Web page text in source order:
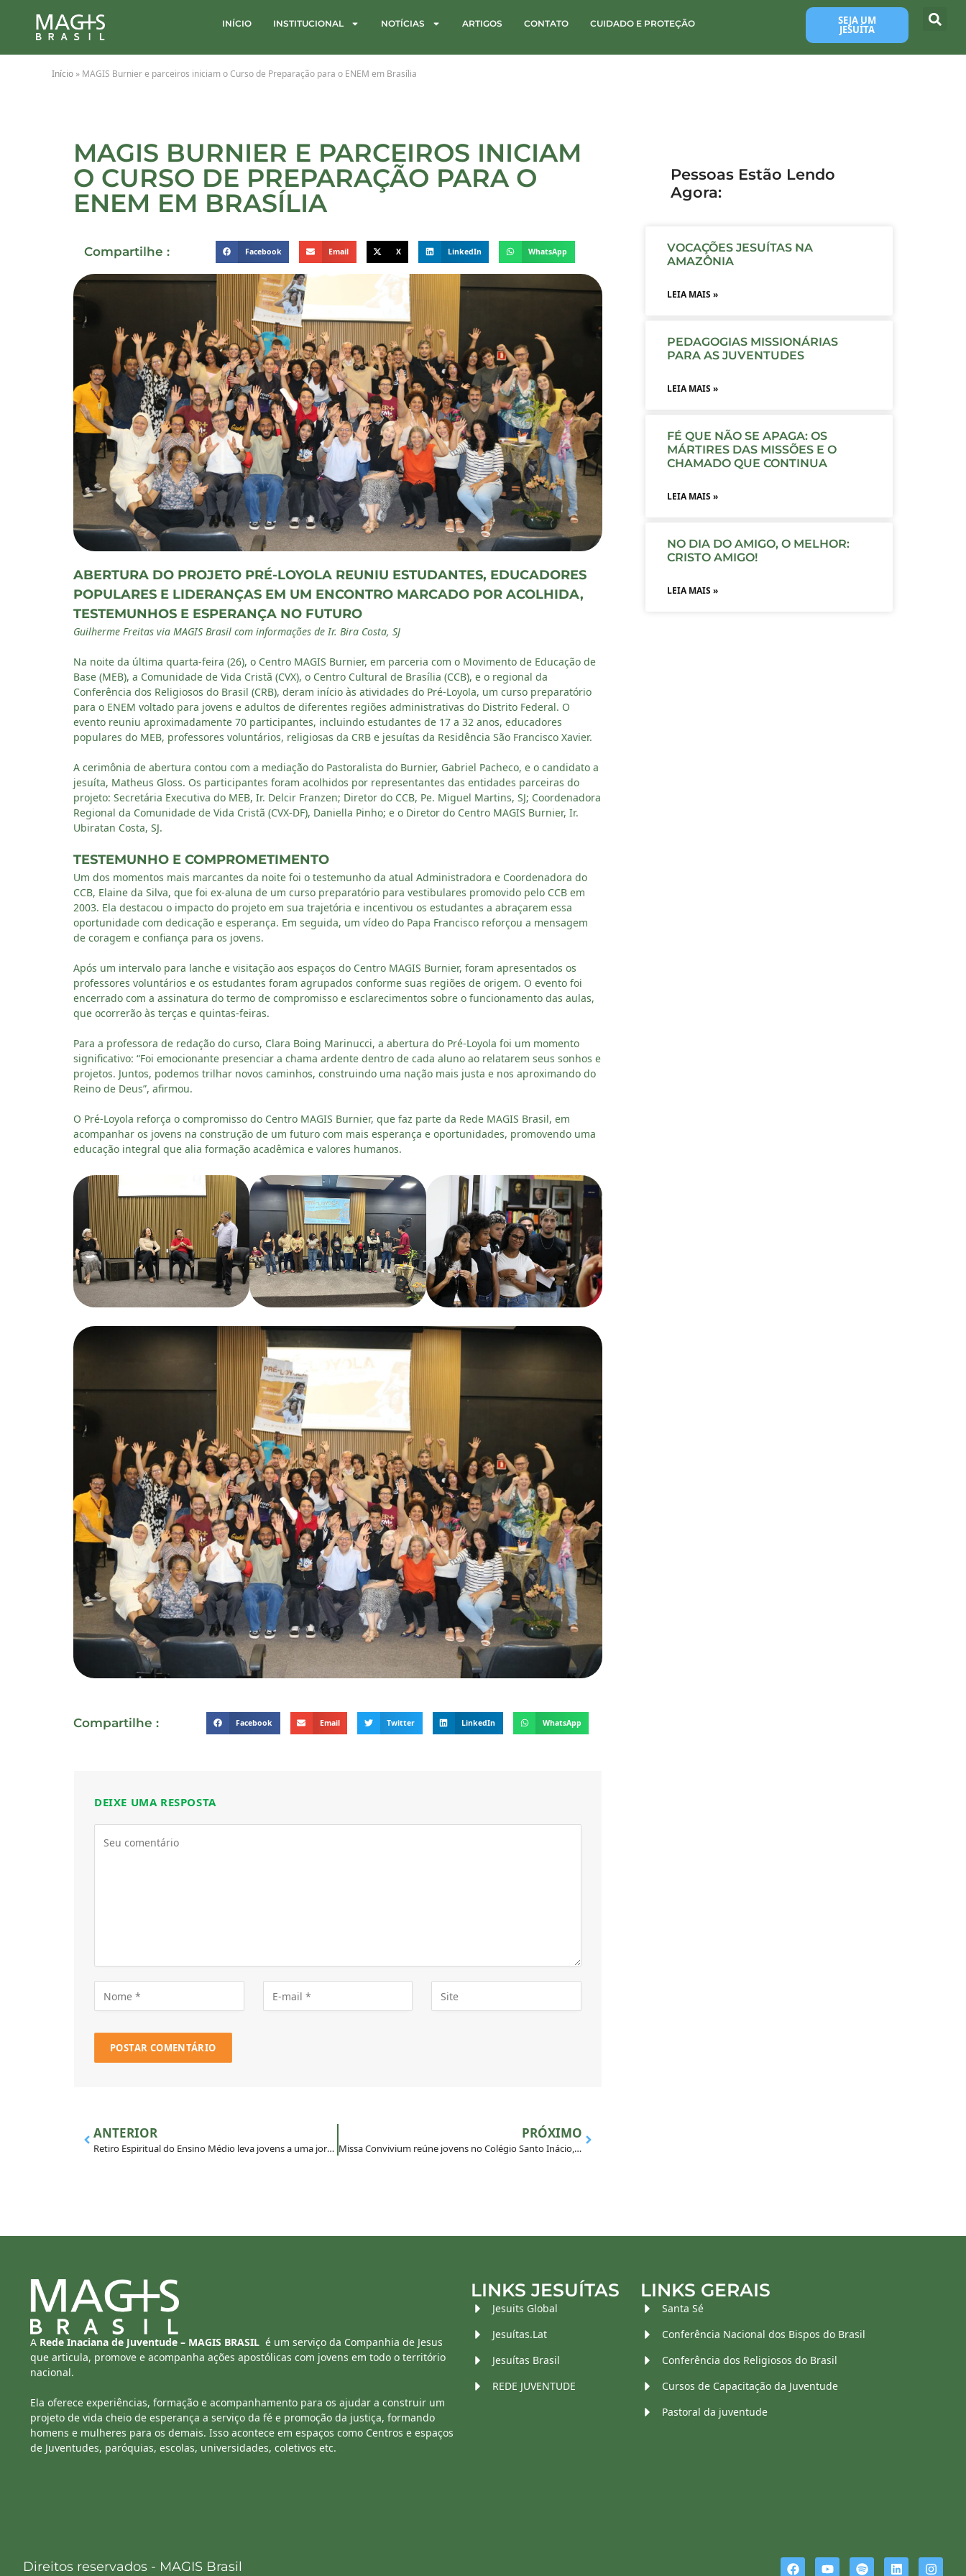
INÍCIO INSTITUCIONAL NOTÍCIAS ARTIGOS CONTATO CUIDADO E PROTEÇÃO SEJA UM
JESUÍTA
Início » MAGIS Burnier e parceiros iniciam o Curso de Preparação para o ENEM em Brasília
MAGIS BURNIER E PARCEIROS INICIAM
O CURSO DE PREPARAÇÃO PARA O
ENEM EM BRASÍLIA
Compartilhe : Facebook Email X LinkedIn WhatsApp
ABERTURA DO PROJETO PRÉ-LOYOLA REUNIU ESTUDANTES, EDUCADORES
POPULARES E LIDERANÇAS EM UM ENCONTRO MARCADO POR ACOLHIDA,
TESTEMUNHOS E ESPERANÇA NO FUTURO
Guilherme Freitas via MAGIS Brasil com informações de Ir. Bira Costa, SJ
Na noite da última quarta-feira (26), o Centro MAGIS Burnier, em parceria com o Movimento de Educação de
Base (MEB), a Comunidade de Vida Cristã (CVX), o Centro Cultural de Brasília (CCB), e o regional da
Conferência dos Religiosos do Brasil (CRB), deram início às atividades do Pré-Loyola, um curso preparatório
para o ENEM voltado para jovens e adultos de diferentes regiões administrativas do Distrito Federal. O
evento reuniu aproximadamente 70 participantes, incluindo estudantes de 17 a 32 anos, educadores
populares do MEB, professores voluntários, religiosas da CRB e jesuítas da Residência São Francisco Xavier.
A cerimônia de abertura contou com a mediação do Pastoralista do Burnier, Gabriel Pacheco, e o candidato a
jesuíta, Matheus Gloss. Os participantes foram acolhidos por representantes das entidades parceiras do
projeto: Secretária Executiva do MEB, Ir. Delcir Franzen; Diretor do CCB, Pe. Miguel Martins, SJ; Coordenadora
Regional da Comunidade de Vida Cristã (CVX-DF), Daniella Pinho; e o Diretor do Centro MAGIS Burnier, Ir.
Ubiratan Costa, SJ.
TESTEMUNHO E COMPROMETIMENTO
Um dos momentos mais marcantes da noite foi o testemunho da atual Administradora e Coordenadora do
CCB, Elaine da Silva, que foi ex-aluna de um curso preparatório para vestibulares promovido pelo CCB em
2003. Ela destacou o impacto do projeto em sua trajetória e incentivou os estudantes a abraçarem essa
oportunidade com dedicação e esperança. Em seguida, um vídeo do Papa Francisco reforçou a mensagem
de coragem e confiança para os jovens.
Após um intervalo para lanche e visitação aos espaços do Centro MAGIS Burnier, foram apresentados os
professores voluntários e os estudantes foram agrupados conforme suas regiões de origem. O evento foi
encerrado com a assinatura do termo de compromisso e esclarecimentos sobre o funcionamento das aulas,
que ocorrerão às terças e quintas-feiras.
Para a professora de redação do curso, Clara Boing Marinucci, a abertura do Pré-Loyola foi um momento
significativo: “Foi emocionante presenciar a chama ardente dentro de cada aluno ao relatarem seus sonhos e
projetos. Juntos, podemos trilhar novos caminhos, construindo uma nação mais justa e nos aproximando do
Reino de Deus”, afirmou.
O Pré-Loyola reforça o compromisso do Centro MAGIS Burnier, que faz parte da Rede MAGIS Brasil, em
acompanhar os jovens na construção de um futuro com mais esperança e oportunidades, promovendo uma
educação integral que alia formação acadêmica e valores humanos.
Compartilhe : Facebook Email Twitter LinkedIn WhatsApp
DEIXE UMA RESPOSTA
ANTERIOR
Retiro Espiritual do Ensino Médio leva jovens a uma jornada de autoconhecimento e esperança no RS
PRÓXIMO
Missa Convivium reúne jovens no Colégio Santo Inácio, no Rio de Janeiro
Pessoas Estão Lendo
Agora:
VOCAÇÕES JESUÍTAS NA
AMAZÔNIA
LEIA MAIS »
PEDAGOGIAS MISSIONÁRIAS
PARA AS JUVENTUDES
LEIA MAIS »
FÉ QUE NÃO SE APAGA: OS
MÁRTIRES DAS MISSÕES E O
CHAMADO QUE CONTINUA
LEIA MAIS »
NO DIA DO AMIGO, O MELHOR:
CRISTO AMIGO!
LEIA MAIS »
A Rede Inaciana de Juventude – MAGIS BRASIL é um serviço da Companhia de Jesus
que articula, promove e acompanha ações apostólicas com jovens em todo o território
nacional.
Ela oferece experiências, formação e acompanhamento para os ajudar a construir um
projeto de vida cheio de esperança a serviço da fé e promoção da justiça, formando
homens e mulheres para os demais. Isso acontece em espaços como Centros e espaços
de Juventudes, paróquias, escolas, universidades, coletivos etc.
LINKS JESUÍTAS
Jesuits Global
Jesuítas.Lat
Jesuítas Brasil
REDE JUVENTUDE
LINKS GERAIS
Santa Sé
Conferência Nacional dos Bispos do Brasil
Conferência dos Religiosos do Brasil
Cursos de Capacitação da Juventude
Pastoral da juventude
Direitos reservados - MAGIS Brasil